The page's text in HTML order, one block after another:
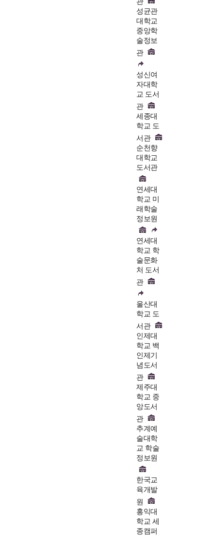
관
성균관
대학교
중앙학
술정보
관
성신여
자대학
교 도서
관
세종대
학교 도
서관
순천향
대학교
도서관
연세대
학교 미
래학술
정보원
연세대
학교 학
술문화
처 도서
관
울산대
학교 도
서관
인제대
학교 백
인제기
념도서
관
제주대
학교 중
앙도서
관
추계예
술대학
교 학술
정보원
한국교
육개발
원
홍익대
학교 세
종캠퍼